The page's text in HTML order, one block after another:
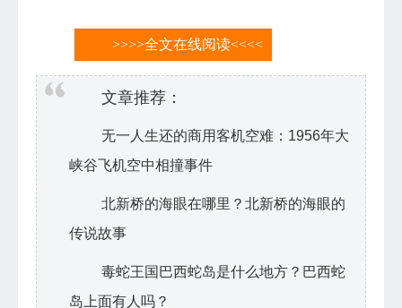
>>>>全文在线阅读<<<<
文章推荐：
无一人生还的商用客机空难：1956年大
峡谷飞机空中相撞事件
北新桥的海眼在哪里？北新桥的海眼的
传说故事
毒蛇王国巴西蛇岛是什么地方？巴西蛇
岛上面有人吗？